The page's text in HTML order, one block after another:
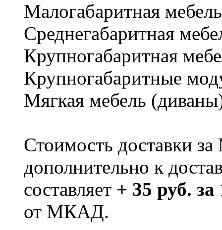
Малогабаритная
Cреднегабаритная
Крупногабаритная
Крупногабаритные
Мягкая мебель
Стоимость доставки
дополнительно к
составляет + 35 руб.
от МКАД.